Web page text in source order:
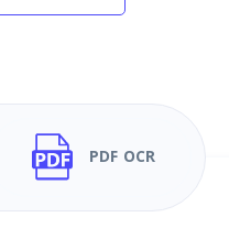
PDF OCR